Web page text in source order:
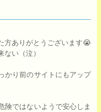
方ありがとうございます😭
い（泣）
かり前のサイトにもアップ
険ではないようで安心しま